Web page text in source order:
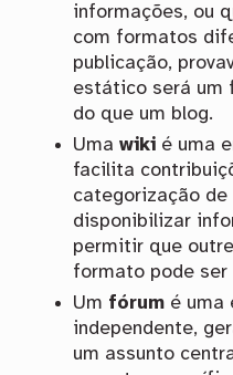
informações, ou
com formatos
publicação,
estático será um
do que um blog.
Uma wikié uma
facilita
categorização de
disponibilizar
permitir que
formato pode ser
Um fórumé uma
independente,
um assunto